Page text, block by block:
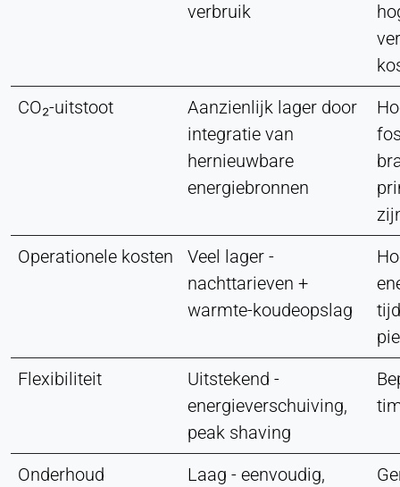
verbruik
CO₂-uitstoot
Aanzienlijk lager door
integratie van
hernieuwbare
energiebronnen
Operationele kosten
Veel lager -
nachttarieven +
warmte-koudeopslag
Flexibiliteit
Uitstekend -
energieverschuiving,
peak shaving
Onderhoud
Laag - eenvoudig,